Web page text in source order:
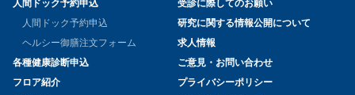
人間ドック予約申込
人間ドック予約申込
ヘルシー御膳注文フォーム
各種健康診断申込
フロア紹介
受診に際してのお願い
研究に関する情報公開について
求人情報
ご意見・お問い合わせ
プライバシーポリシー